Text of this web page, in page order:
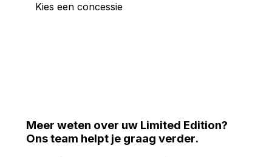
Kies een concessie
Meer weten over uw Limited Edition?
Ons team helpt je graag verder.